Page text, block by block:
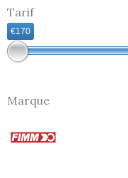
Tarif
€170
Marque